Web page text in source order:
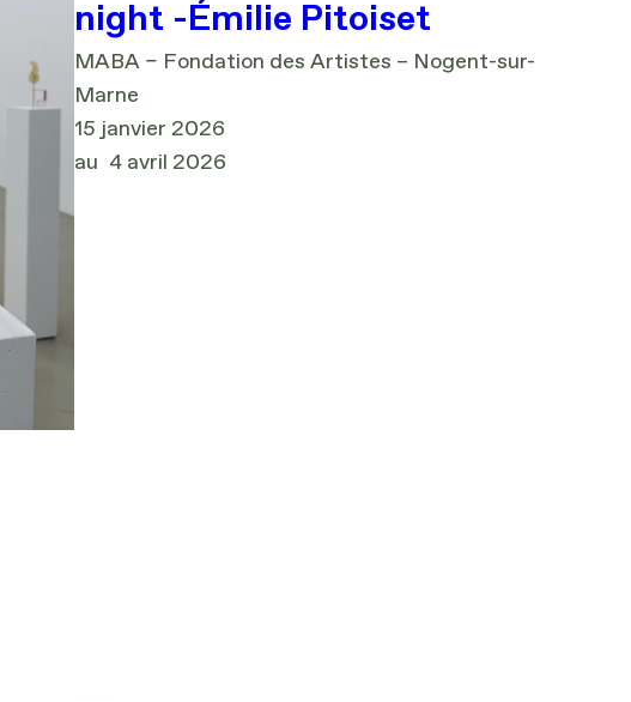
night -Émilie Pitoiset
MABA – Fondation des Artistes – Nogent-sur-
Marne
15 janvier 2026
au
4 avril 2026